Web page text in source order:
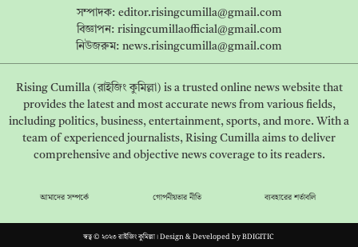
সম্পাদক: editor.risingcumilla@gmail.com
বিজ্ঞাপন: risingcumillaofficial@gmail.com
নিউজরুম: news.risingcumilla@gmail.com
Rising Cumilla (রাইজিং কুমিল্লা) is a trusted online news website that
provides the latest and most accurate news from various fields,
including politics, business, entertainment, sports, and more. With a
team of experienced journalists, Rising Cumilla aims to deliver
comprehensive and objective news coverage to its readers.
আমাদের সম্পর্কে গোপনীয়তার নীতি ব্যবহারের শর্তাবলি
স্বত্ব © ২০২৩ রাইজিং কুমিল্লা। Design & Developed byBDIGITIC